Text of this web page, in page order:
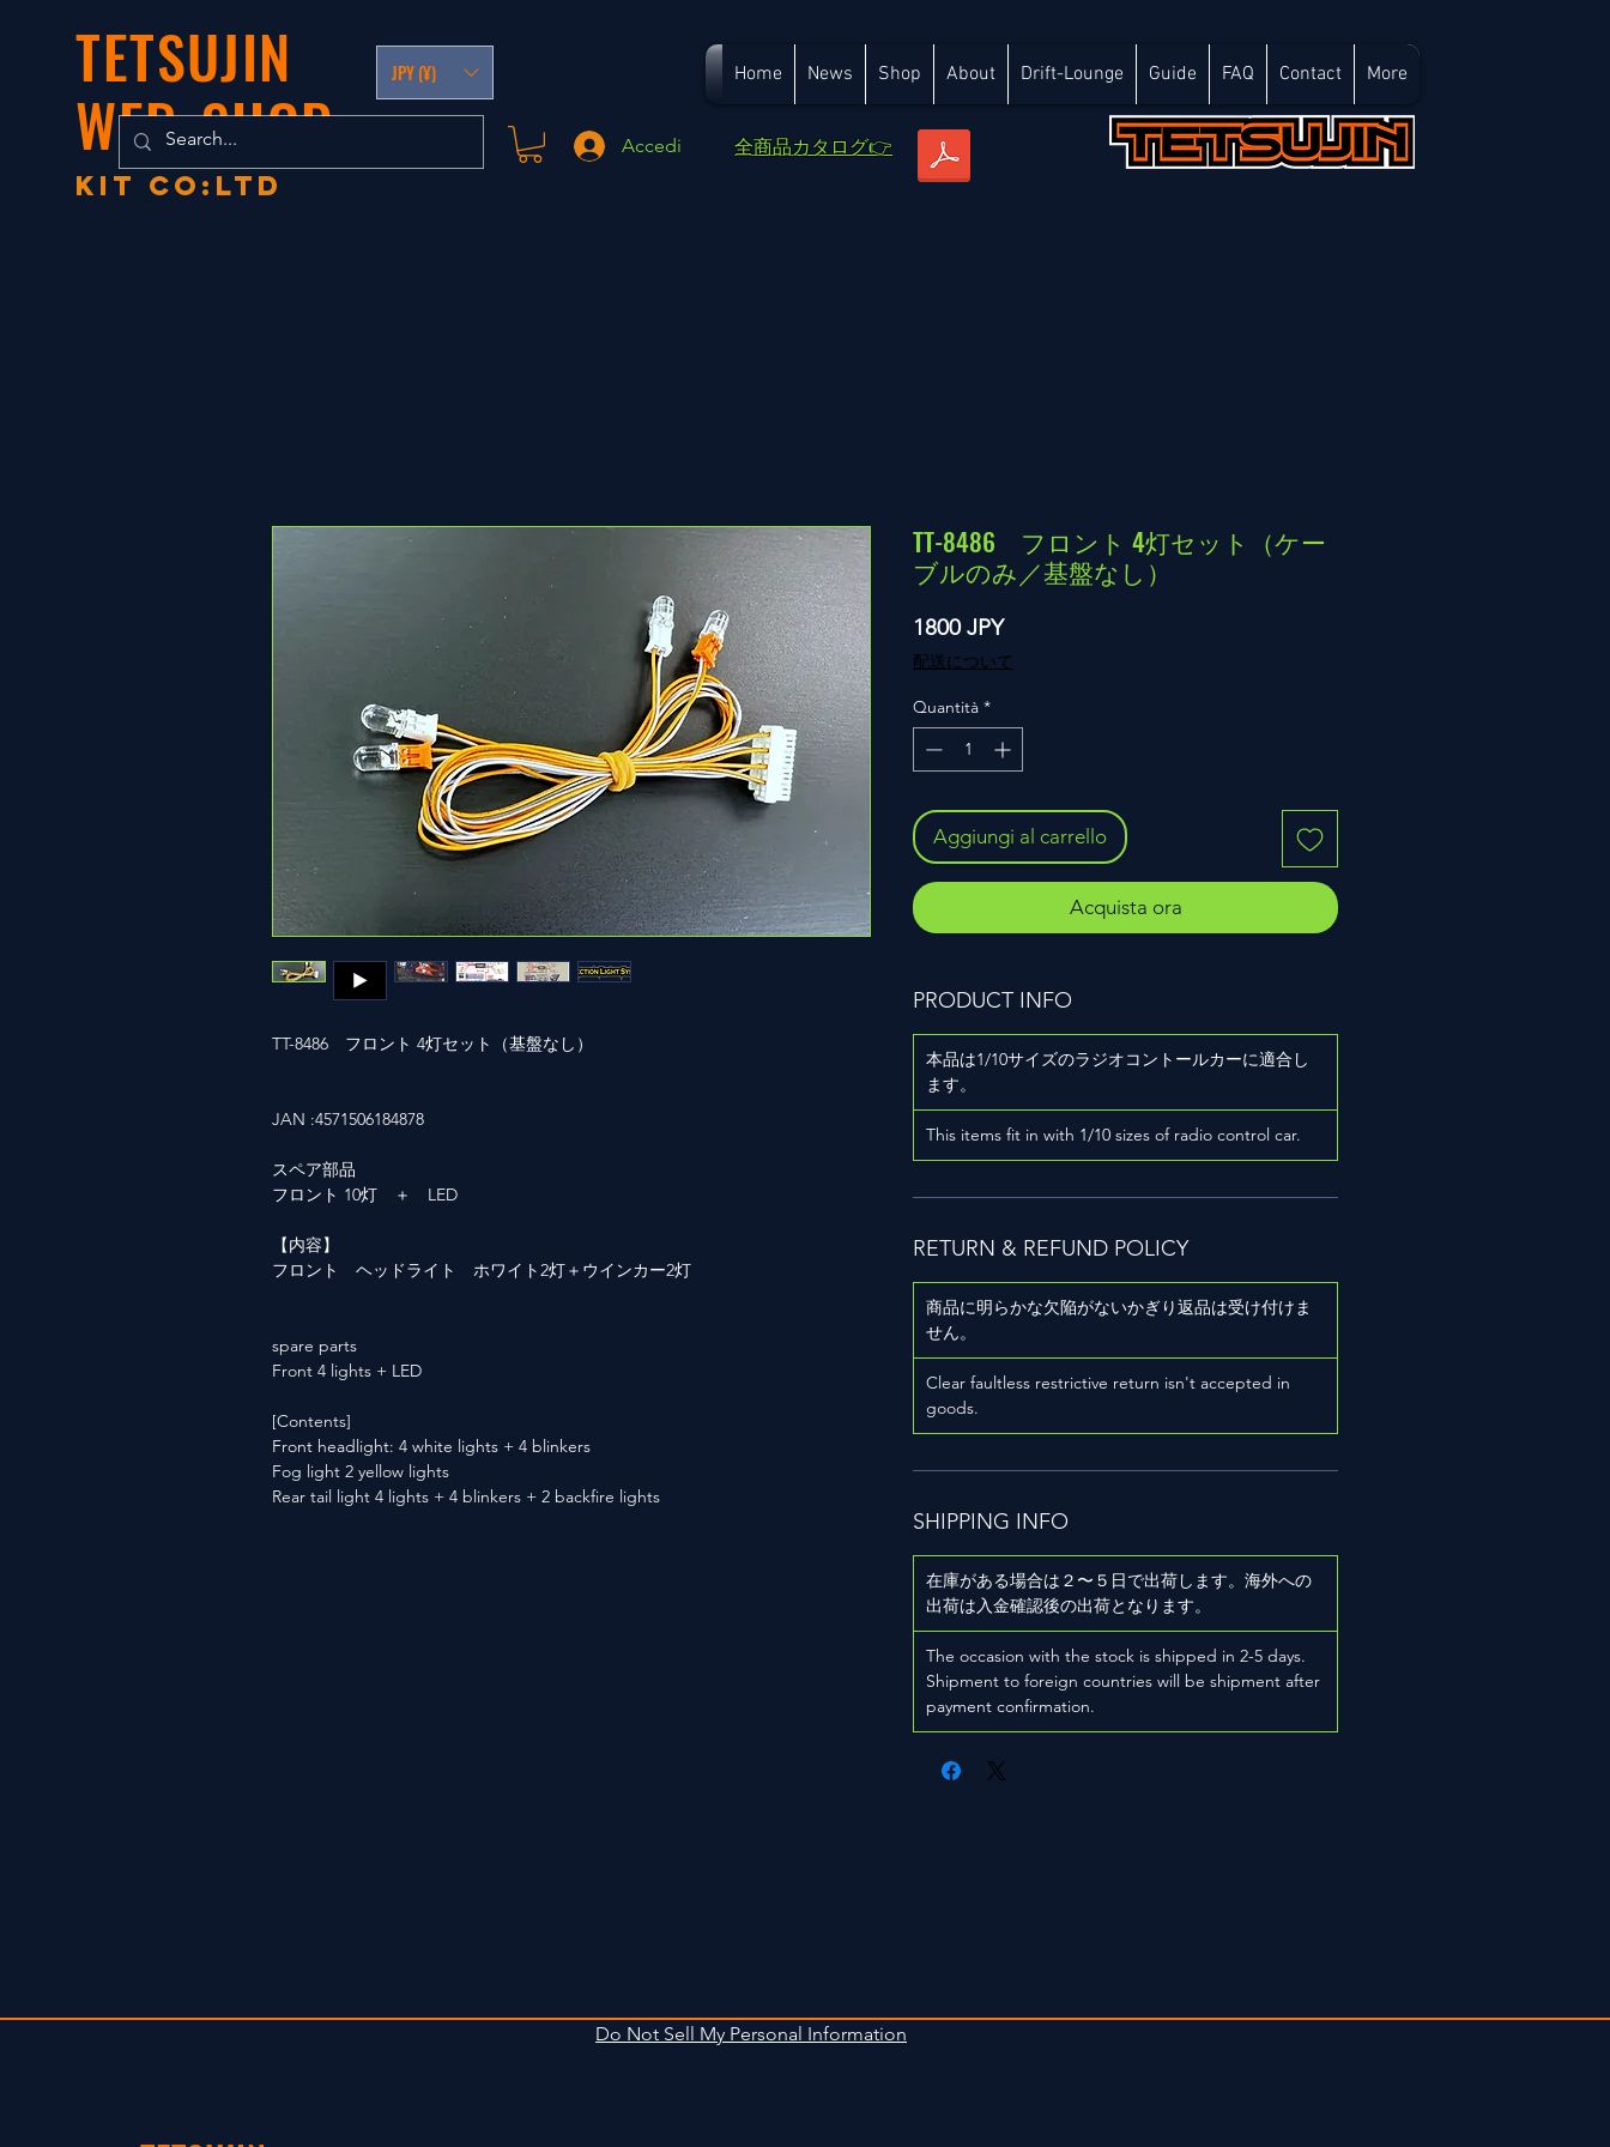
TETSUJIN
WEB-SHOP
KIT co:LTD
JPY (¥) Home News Shop About Drift-Lounge Guide FAQ Contact More
Accedi ​全商品カタログ👉
TT-8486 フロント 4灯セット（基盤なし）
JAN :4571506184878
スペア部品
フロント 10灯 ＋ LED
【内容】
フロント ヘッドライト ホワイト2灯＋ウインカー2灯
spare parts
Front 4 lights + LED
[Contents]
Front headlight: 4 white lights + 4 blinkers
Fog light 2 yellow lights
Rear tail light 4 lights + 4 blinkers + 2 backfire lights
TT-8486 フロント 4灯セット（ケー
ブルのみ／基盤なし）
1800 JPYPrezzo
配送について
Quantità *
Aggiungi al carrello
Acquista ora
PRODUCT INFO
本品は1/10サイズのラジオコントールカーに適合し
ます。
This items fit in with 1/10 sizes of radio control car.
RETURN & REFUND POLICY
商品に明らかな欠陥がないかぎり返品は受け付けま
せん。
Clear faultless restrictive return isn't accepted in
goods.
SHIPPING INFO
在庫がある場合は２〜５日で出荷します。海外への
出荷は入金確認後の出荷となります。
The occasion with the stock is shipped in 2-5 days.
Shipment to foreign countries will be shipment after
payment confirmation.
Do Not Sell My Personal Information